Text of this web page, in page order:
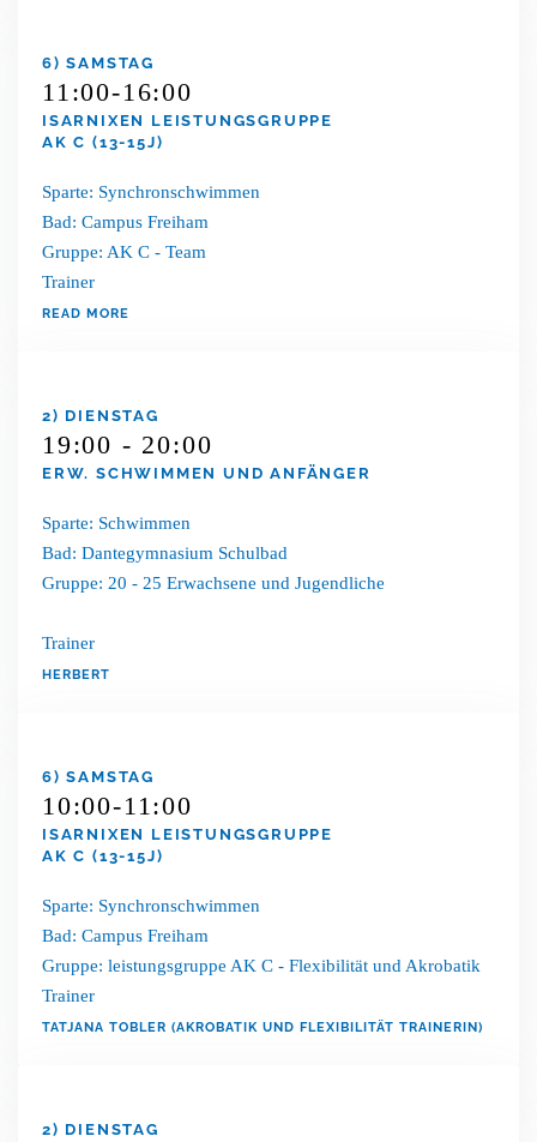
6) SAMSTAG
11:00-16:00
ISARNIXEN LEISTUNGSGRUPPE
AK C (13-15J)
Sparte: Synchronschwimmen
Bad: Campus Freiham
Gruppe: AK C - Team
Trainer
READ MORE
2) DIENSTAG
19:00 - 20:00
ERW. SCHWIMMEN UND ANFÄNGER
Sparte: Schwimmen
Bad: Dantegymnasium Schulbad
Gruppe: 20 - 25 Erwachsene und Jugendliche
Trainer
HERBERT
6) SAMSTAG
10:00-11:00
ISARNIXEN LEISTUNGSGRUPPE
AK C (13-15J)
Sparte: Synchronschwimmen
Bad: Campus Freiham
Gruppe: leistungsgruppe AK C - Flexibilität und Akrobatik
Trainer
TATJANA TOBLER (AKROBATIK UND FLEXIBILITÄT TRAINERIN)
2) DIENSTAG